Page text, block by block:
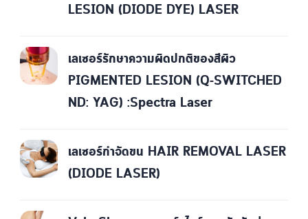
LESION (DIODE DYE) LASER
เลเซอร์รักษาความผิดปกติของสีผิว
PIGMENTED LESION (Q-SWITCHED
ND: YAG) :Spectra Laser
เลเซอร์กำจัดขน HAIR REMOVAL LASER
(DIODE LASER)